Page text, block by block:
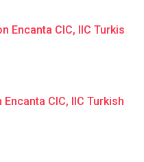
Encanta CIC, IIC Turkis
Encanta CIC, IIC Turkish